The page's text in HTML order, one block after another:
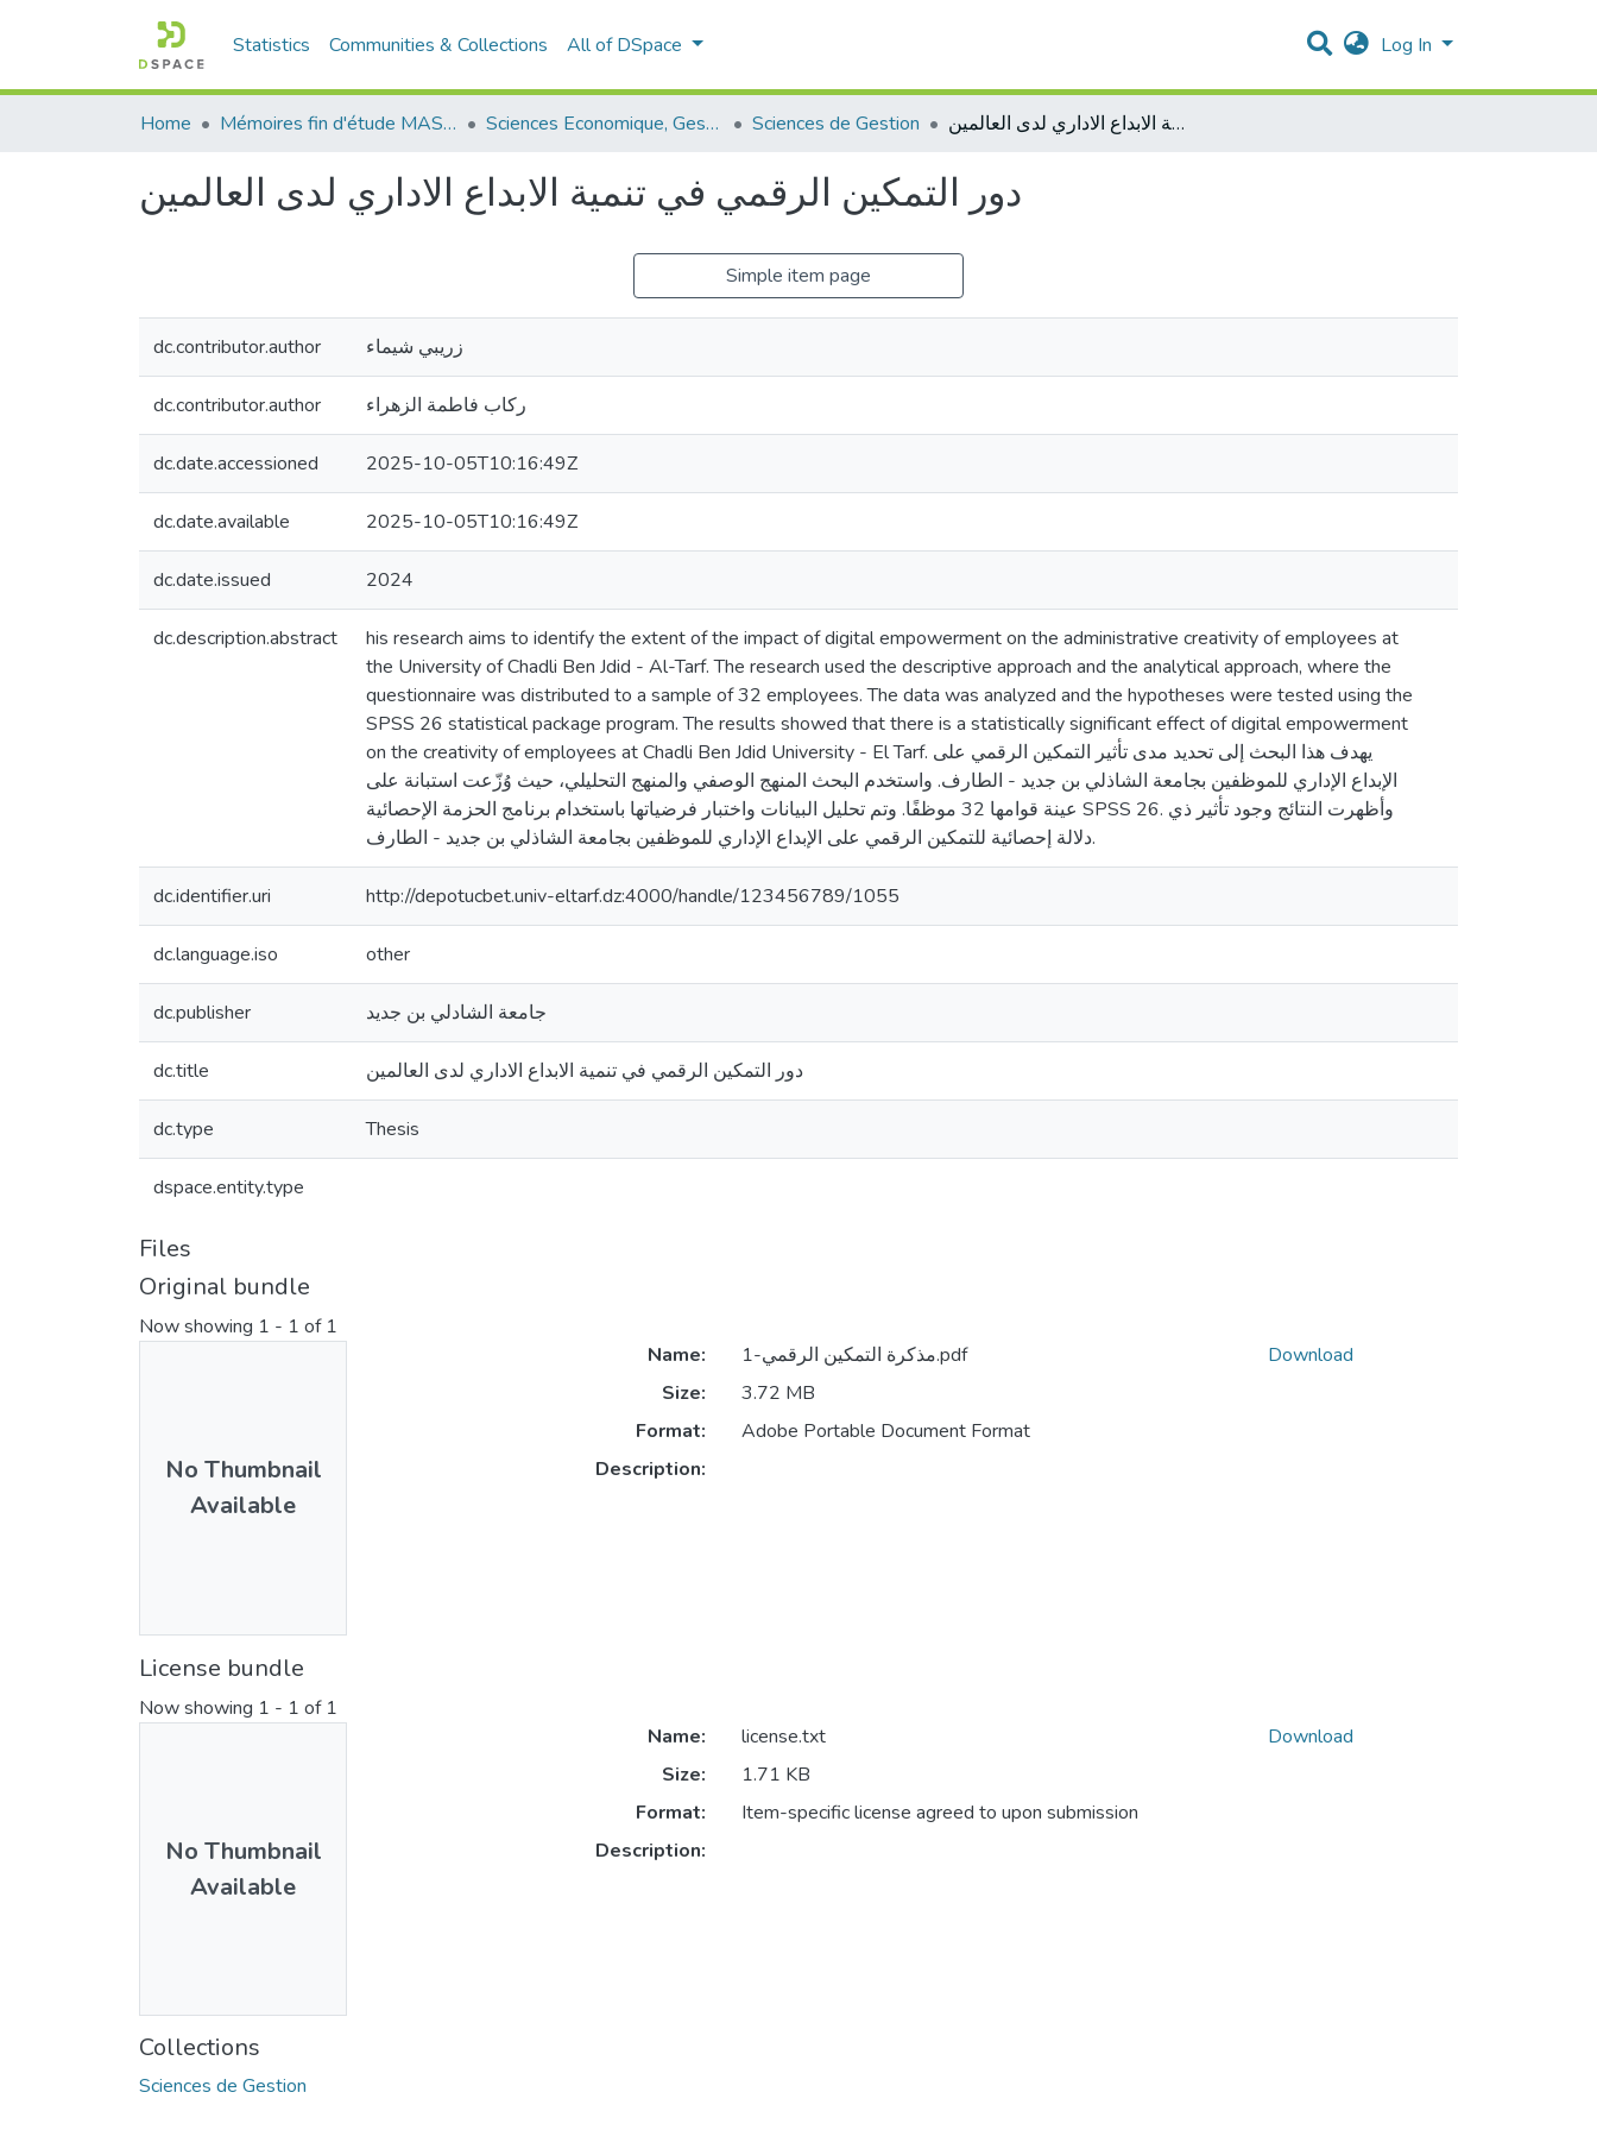
Statistics Communities & Collections All of DSpace Log In
Home Mémoires fin d'étude MASTER et Système classique Sciences Economique, Gestion et Sciences Commerciales Sciences de Gestion دور التمكين الرقمي في تنمية الابداع الاداري لدى العالمين
دور التمكين الرقمي في تنمية الابداع الاداري لدى العالمين
Simple item page
dc.contributor.author زريبي شيماء
dc.contributor.author ركاب فاطمة الزهراء
dc.date.accessioned 2025-10-05T10:16:49Z
dc.date.available 2025-10-05T10:16:49Z
dc.date.issued 2024
dc.description.abstract
his research aims to identify the extent of the impact of digital empowerment on the administrative creativity of employees at
the University of Chadli Ben Jdid - Al-Tarf. The research used the descriptive approach and the analytical approach, where the
questionnaire was distributed to a sample of 32 employees. The data was analyzed and the hypotheses were tested using the
SPSS 26 statistical package program. The results showed that there is a statistically significant effect of digital empowerment
on the creativity of employees at Chadli Ben Jdid University - El Tarf. يهدف هذا البحث إلى تحديد مدى تأثير التمكين الرقمي على
الإبداع الإداري للموظفين بجامعة الشاذلي بن جديد - الطارف. واستخدم البحث المنهج الوصفي والمنهج التحليلي، حيث وُزّعت استبانة على
عينة قوامها 32 موظفًا. وتم تحليل البيانات واختبار فرضياتها باستخدام برنامج الحزمة الإحصائية SPSS 26. وأظهرت النتائج وجود تأثير ذي
دلالة إحصائية للتمكين الرقمي على الإبداع الإداري للموظفين بجامعة الشاذلي بن جديد - الطارف.
dc.identifier.uri http://depotucbet.univ-eltarf.dz:4000/handle/123456789/1055
dc.language.iso other
dc.publisher جامعة الشادلي بن جديد
dc.title دور التمكين الرقمي في تنمية الابداع الاداري لدى العالمين
dc.type Thesis
dspace.entity.type
Files
Original bundle
Now showing 1 - 1 of 1
No Thumbnail
Available
Name:
مذكرة التمكين الرقمي-1.pdf
Size:
3.72 MB
Format:
Adobe Portable Document Format
Description:
Download
License bundle
Now showing 1 - 1 of 1
No Thumbnail
Available
Name:
license.txt
Size:
1.71 KB
Format:
Item-specific license agreed to upon submission
Description:
Download
Collections
Sciences de Gestion